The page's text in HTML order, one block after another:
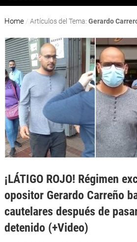
Home / Artículos del Tema: Gerardo
¡LÁTIGO ROJO! Régimen
opositor Gerardo Carreño
cautelares después de
detenido (+Video)